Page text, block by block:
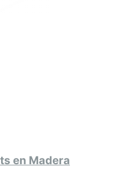
en Madera